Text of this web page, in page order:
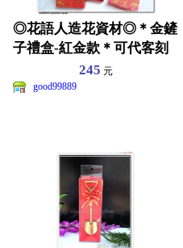
◎花語人造花資材◎＊金鏟
子禮盒-紅金款＊可代客刻
字~店面~開工~動土贈
245 元
good99889